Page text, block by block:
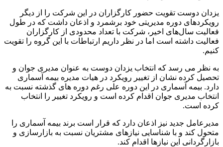
یزدان دوست تقویت حضور کارگزاران در این شرکت را از دیگر
رویکردهای دوره مدیریتی خود برشمرد و اذعان داشت که در طول
فعالیت سال‌های اخیر، شرکت با تعداد محدودی از کارگزاران
فعالیت داشته است اما در نظر داریم ارتباطات با این گروه را تقویت
کنیم.
به نظر می رسد که انتخاب یزدان دوست به عنوان مدیری جوان و
تحصیل کرده نشان از تغییر رویکرد در هیات مدیره بیمه آسماری
دارد. بیمه آسماری در این دوره علی رغم دوره های گذشته نسبت به
انتخاب مدیری جوان اقدام کرده است و رویکرد تغییر را انتخاب
کرده است.
مدیرعامل جدید نیز اذعان دارد که قرار است برند بیمه آسماری را
متحول کند و با شناسایی نیازهای مشتریان نسبت به بازارسازی و
بازارگردانی این نیازها اقدام کند.